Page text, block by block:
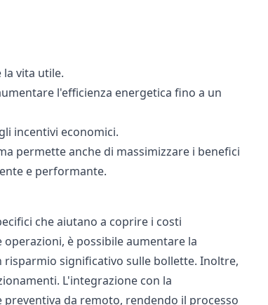
vita utile.
l'efficienza energetica fino a un
incentivi economici.
permette anche di massimizzare i benefici
e performante.
che aiutano a coprire i costi
è possibile aumentare la
significativo sulle bollette. Inoltre,
L'integrazione con la
da remoto, rendendo il processo